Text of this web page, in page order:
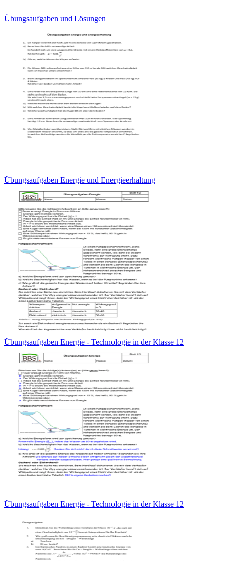
Übungsaufgaben und Lösungen
Übungsaufgaben Energie und Energieerhaltung
Übungsaufgaben Energie - Technologie in der Klasse 12
Übungsaufgaben Energie - Technologie in der Klasse 12